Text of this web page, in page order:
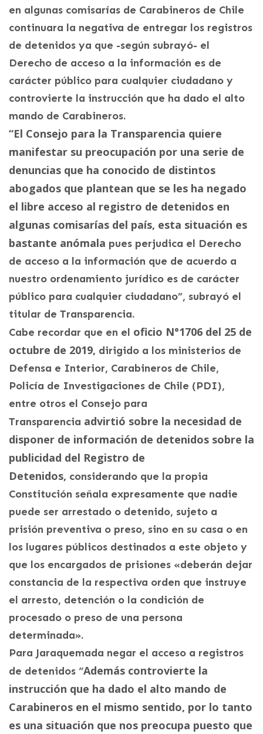
en algunas comisarías de Carabineros de Chile
continuara la negativa de entregar los registros
de detenidos ya que -según subrayó- el
Derecho de acceso a la información es de
carácter público para cualquier ciudadano y
controvierte la instrucción que ha dado el alto
mando de Carabineros.
“El Consejo para la Transparencia quiere
manifestar su preocupación por una serie de
denuncias que ha conocido de distintos
abogados que plantean que se les ha negado
el libre acceso al registro de detenidos en
algunas comisarías del país, esta situación es
bastante anómala pues perjudica el Derecho
de acceso a la información que de acuerdo a
nuestro ordenamiento jurídico es de carácter
público para cualquier ciudadano”, subrayó el
titular de Transparencia.
Cabe recordar que en el oficio N°1706 del 25 de
octubre de 2019, dirigido a los ministerios de
Defensa e Interior, Carabineros de Chile,
Policía de Investigaciones de Chile (PDI),
entre otros el Consejo para
Transparencia advirtió sobre la necesidad de
disponer de información de detenidos sobre la
publicidad del Registro de
Detenidos, considerando que la propia
Constitución señala expresamente que nadie
puede ser arrestado o detenido, sujeto a
prisión preventiva o preso, sino en su casa o en
los lugares públicos destinados a este objeto y
que los encargados de prisiones «deberán dejar
constancia de la respectiva orden que instruye
el arresto, detención o la condición de
procesado o preso de una persona
determinada».
Para Jaraquemada negar el acceso a registros
de detenidos “Además controvierte la
instrucción que ha dado el alto mando de
Carabineros en el mismo sentido, por lo tanto
es una situación que nos preocupa puesto que